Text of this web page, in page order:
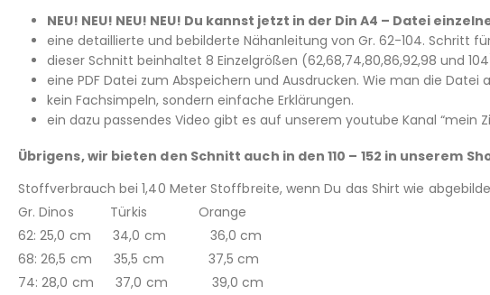
NEU! NEU! NEU! NEU! Du kannst jetzt in der Din A4 – Datei
eine detaillierte und bebilderte Nähanleitung von Gr. 62-104. Schritt
dieser Schnitt beinhaltet 8 Einzelgrößen (62,68,74,80,86,92,98 und
eine PDF Datei zum Abspeichern und Ausdrucken. Wie man die
kein Fachsimpeln, sondern einfache Erklärungen.
ein dazu passendes Video gibt es auf unserem youtube Kanal “mein
Übrigens, wir bieten den Schnitt auch in den 110 – 152 in unserem
Stoffverbrauch bei 1,40 Meter Stoffbreite, wenn Du das Shirt wie
Gr. Dinos Türkis Orange
62: 25,0 cm 34,0 cm 36,0 cm
68: 26,5 cm 35,5 cm 37,5 cm
74: 28,0 cm 37,0 cm 39,0 cm